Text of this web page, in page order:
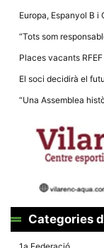
Europa, Espanyol B
“Tots som
Places vacants
El soci decidirà el
“Una Assemblea
Categories